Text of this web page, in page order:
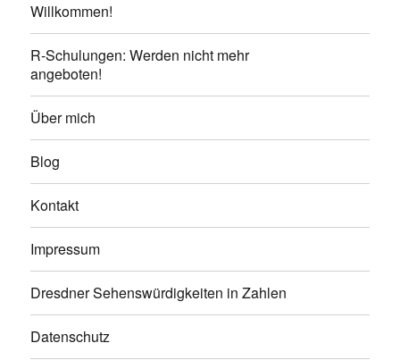
Willkommen!
R-Schulungen: Werden nicht mehr
angeboten!
Über mich
Blog
Kontakt
Impressum
Dresdner Sehenswürdigkeiten in Zahlen
Datenschutz